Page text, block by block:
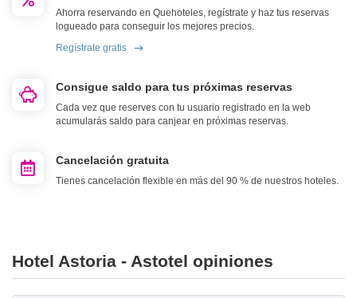
Ahorra reservando en Quehoteles, regístrate y haz tus reservas
logueado para conseguir los mejores precios.
Regístrate gratis
Consigue saldo para tus próximas reservas
Cada vez que reserves con tu usuario registrado en la web
acumularás saldo para canjear en próximas reservas.
Cancelación gratuita
Tienes cancelación flexible en más del 90 % de nuestros hoteles.
Hotel Astoria - Astotel opiniones